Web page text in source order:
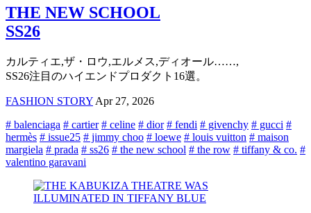
THE NEW SCHOOL
SS26
カルティエ,ザ・ロウ,エルメス,ディオール……,
SS26注目のハイエンドプロダクト16選。
FASHION STORY Apr 27, 2026
# balenciaga # cartier # celine # dior # fendi # givenchy # gucci #
hermès # issue25 # jimmy choo # loewe # louis vuitton # maison
margiela # prada # ss26 # the new school # the row # tiffany & co. #
valentino garavani